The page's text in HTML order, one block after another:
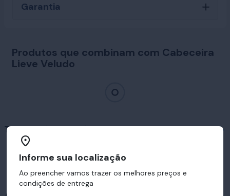
Garantia
Produtos que combinam com Cabeceira
Lieve Veludo
Travesseiros em destaque
Informe sua localização
Ao preencher vamos trazer os melhores preços e
condições de entrega